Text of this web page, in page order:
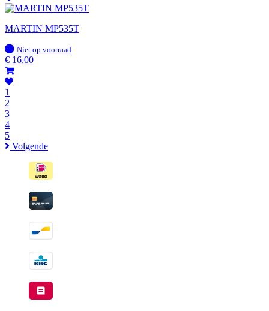
MARTIN MP535T
Op
voorraad
Niet op voorraad
€ 16,00
1
2
3
4
5
Volgende